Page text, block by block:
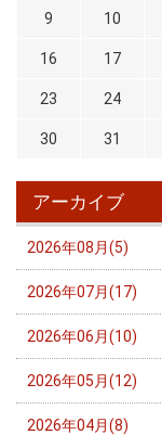
9 10
16 17
23 24
30 31
アーカイブ
2026年08月(5)
2026年07月(17)
2026年06月(10)
2026年05月(12)
2026年04月(8)